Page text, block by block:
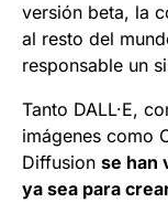
versión beta, la
al resto del
responsable un
Tanto DALL·E,
imágenes como
Diffusion se han
ya sea para